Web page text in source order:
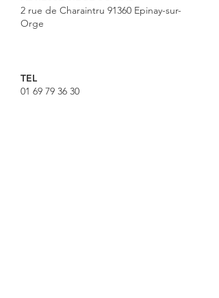
2 rue de Charaintru 91360 Epinay-sur-
Orge
TEL
01 69 79 36 30